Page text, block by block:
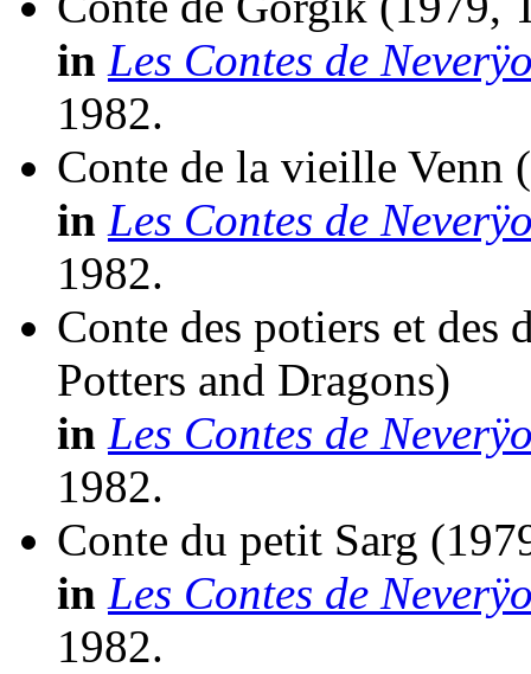
in Les Contes de
1982.
Conte de la vieille Venn
in Les Contes de
1982.
Conte des potiers et des
Potters and Dragons)
in Les Contes de
1982.
Conte du petit Sarg
in Les Contes de
1982.